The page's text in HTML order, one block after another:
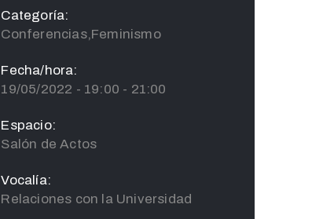
Categoría:
Conferencias,Feminismo
Fecha/hora:
19/05/2022 - 19:00 - 21:00
Espacio:
Salón de Actos
Vocalía:
Relaciones con la Universidad